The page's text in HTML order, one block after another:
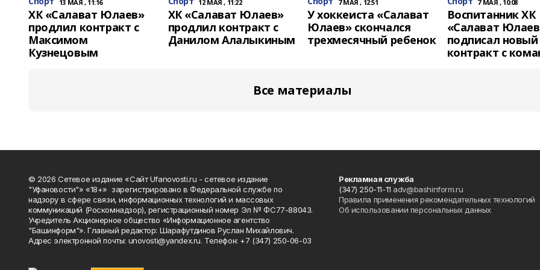
13 МАЯ , 11:16
ХК «Салават Юлаев»
продлил контракт с
Максимом
Кузнецовым
12 МАЯ , 11:22
ХК «Салават Юлаев»
продлил контракт с
Данилом Алалыкиным
7 МАЯ , 12:51
У хоккеиста «Салават
Юлаев» скончался
трехмесячный ребенок
7 МАЯ , 10:08
Воспитанник ХК
«Салават
подписал новый
контракт с
Все материалы
© 2026 Сетевое издание «Сайт Ufanovosti.ru - сетевое издание
"Уфановости"» «18+» зарегистрировано в Федеральной службе по
надзору в сфере связи, информационных технологий и массовых
коммуникаций (Роскомнадзор), регистрационный номер Эл № ФС77-88043.
Учредитель Акционерное общество «Информационное агентство
"Башинформ"». Главный редактор: Шарафутдинов Руслан Михайлович.
Адрес электронной почты: unovosti@yandex.ru. Телефон: +7 (347) 250-06-03
Рекламная служба
(347) 250-11-11 adv@bashinform.ru
Правила применения рекомендательных технологий
Об использовании персональных данных